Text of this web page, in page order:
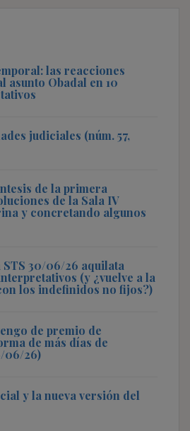
las reacciones
asunto Obadal en 10
judiciales (núm. 57,
de la primera
de la Sala IV
y concretando algunos
STS 30/06/26 aquilata
(y ¿vuelve a la
los indefinidos no fijos?)
de premio de
de más días de
06/26)
y la nueva versión del